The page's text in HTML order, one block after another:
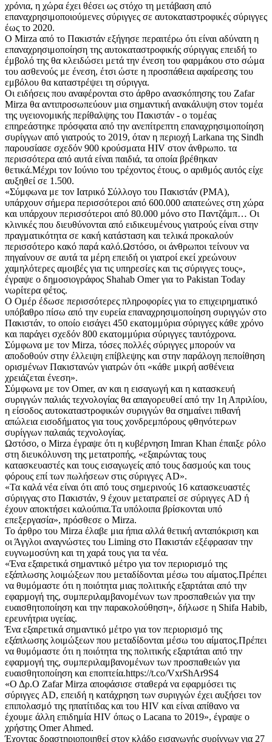
χρόνια, η χώρα έχει θέσει ως στόχο τη μετάβαση από
επαναχρησιμοποιούμενες σύριγγες σε αυτοκαταστροφικές σύριγγες
έως το 2020.
Ο Mirza από το Πακιστάν εξήγησε περαιτέρω ότι είναι αδύνατη η
επαναχρησιμοποίηση της αυτοκαταστροφικής σύριγγας επειδή το
έμβολό της θα κλειδώσει μετά την ένεση του φαρμάκου στο σώμα
του ασθενούς με ένεση, έτσι ώστε η προσπάθεια αφαίρεσης του
εμβόλου θα καταστρέψει τη σύριγγα.
Οι ειδήσεις που αναφέρονται στο άρθρο ανασκόπησης του Zafar
Mirza θα αντιπροσωπεύουν μια σημαντική ανακάλυψη στον τομέα
της υγειονομικής περίθαλψης του Πακιστάν - ο τομέας
επηρεάστηκε πρόσφατα από την ανεπίτρεπτη επαναχρησιμοποίηση
συρίγγων από γιατρούς το 2019, όταν η περιοχή Larkana της Sindh
παρουσίασε σχεδόν 900 κρούσματα HIV στον άνθρωπο. τα
περισσότερα από αυτά είναι παιδιά, τα οποία βρέθηκαν
θετικά.Μέχρι τον Ιούνιο του τρέχοντος έτους, ο αριθμός αυτός είχε
αυξηθεί σε 1.500.
«Σύμφωνα με τον Ιατρικό Σύλλογο του Πακιστάν (PMA),
υπάρχουν σήμερα περισσότεροι από 600.000 απατεώνες στη χώρα
και υπάρχουν περισσότεροι από 80.000 μόνο στο Παντζάμπ… Οι
κλινικές που διευθύνονται από ειδικευμένους γιατρούς είναι στην
πραγματικότητα σε κακή κατάσταση και τελικά προκαλούν
περισσότερο κακό παρά καλό.Ωστόσο, οι άνθρωποι τείνουν να
πηγαίνουν σε αυτά τα μέρη επειδή οι γιατροί εκεί χρεώνουν
χαμηλότερες αμοιβές για τις υπηρεσίες και τις σύριγγες τους»,
έγραψε ο δημοσιογράφος Shahab Omer για το Pakistan Today
νωρίτερα φέτος.
Ο Ομέρ έδωσε περισσότερες πληροφορίες για το επιχειρηματικό
υπόβαθρο πίσω από την ευρεία επαναχρησιμοποίηση συριγγών στο
Πακιστάν, το οποίο εισάγει 450 εκατομμύρια σύριγγες κάθε χρόνο
και παράγει σχεδόν 800 εκατομμύρια σύριγγες ταυτόχρονα.
Σύμφωνα με τον Mirza, τόσες πολλές σύριγγες μπορούν να
αποδοθούν στην έλλειψη επίβλεψης και στην παράλογη πεποίθηση
ορισμένων Πακιστανών γιατρών ότι «κάθε μικρή ασθένεια
χρειάζεται ένεση».
Σύμφωνα με τον Omer, αν και η εισαγωγή και η κατασκευή
συριγγών παλιάς τεχνολογίας θα απαγορευθεί από την 1η Απριλίου,
η είσοδος αυτοκαταστροφικών συριγγών θα σημαίνει πιθανή
απώλεια εισοδήματος για τους χονδρεμπόρους φθηνότερων
συρίγγων παλαιάς τεχνολογίας.
Ωστόσο, ο Mirza έγραψε ότι η κυβέρνηση Imran Khan έπαιξε ρόλο
στη διευκόλυνση της μετατροπής, «εξαιρώντας τους
κατασκευαστές και τους εισαγωγείς από τους δασμούς και τους
φόρους επί των πωλήσεων στις σύριγγες AD».
«Τα καλά νέα είναι ότι από τους σημερινούς 16 κατασκευαστές
σύριγγας στο Πακιστάν, 9 έχουν μετατραπεί σε σύριγγες AD ή
έχουν αποκτήσει καλούπια.Τα υπόλοιπα βρίσκονται υπό
επεξεργασία», πρόσθεσε ο Mirza.
Το άρθρο του Mirza έλαβε μια ήπια αλλά θετική ανταπόκριση και
οι Άγγλοι αναγνώστες του Liming στο Πακιστάν εξέφρασαν την
ευγνωμοσύνη και τη χαρά τους για τα νέα.
«Ένα εξαιρετικά σημαντικό μέτρο για τον περιορισμό της
εξάπλωσης λοιμώξεων που μεταδίδονται μέσω του αίματος.Πρέπει
να θυμόμαστε ότι η ποιότητα μιας πολιτικής εξαρτάται από την
εφαρμογή της, συμπεριλαμβανομένων των προσπαθειών για την
ευαισθητοποίηση και την παρακολούθηση», δήλωσε η Shifa Habib,
ερευνήτρια υγείας.
Ένα εξαιρετικά σημαντικό μέτρο για τον περιορισμό της
εξάπλωσης λοιμώξεων που μεταδίδονται μέσω του αίματος.Πρέπει
να θυμόμαστε ότι η ποιότητα της πολιτικής εξαρτάται από την
εφαρμογή της, συμπεριλαμβανομένων των προσπαθειών για
ευαισθητοποίηση και εποπτεία.https://t.co/VxrShAr9S4
«Ο Δρ.Ο Zafar Mirza αποφάσισε σταθερά να εφαρμόσει τις
σύριγγες AD, επειδή η κατάχρηση των συριγγών έχει αυξήσει τον
επιπολασμό της ηπατίτιδας και του HIV και είναι απίθανο να
έχουμε άλλη επιδημία HIV όπως ο Lacana το 2019», έγραψε ο
χρήστης Omer Ahmed.
Έχοντας δραστηριοποιηθεί στον κλάδο εισαγωγής συρίγγων για 27